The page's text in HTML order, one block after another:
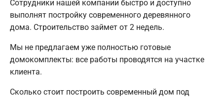
Сотрудники нашей компании быстро и доступно
выполнят постройку современного деревянного
дома. Строительство займет от 2 недель.
Мы не предлагаем уже полностью готовые
домокомплекты: все работы проводятся на участке
клиента.
Сколько стоит построить современный дом под